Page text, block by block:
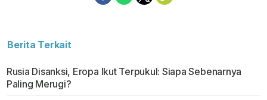
Berita Terkait
Rusia Disanksi, Eropa Ikut Terpukul: Siapa Sebenarnya
Paling Merugi?